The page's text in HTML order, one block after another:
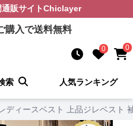
販サイトChiclayer
購入で送料無料
0 0
索 人気ランキング
ディースベスト 上品ジレベスト